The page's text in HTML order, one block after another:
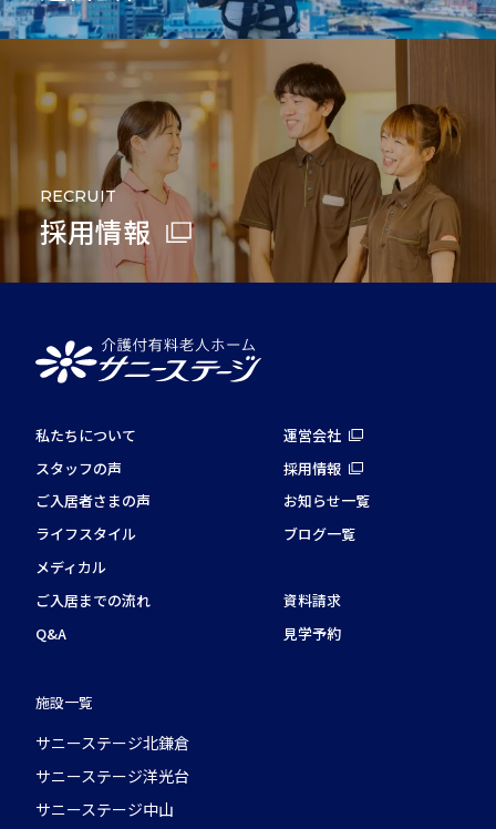
RECRUIT
採用情報
私たちについて
スタッフの声
ご入居者さまの声
ライフスタイル
メディカル
ご入居までの流れ
Q&A
施設一覧
サニーステージ北鎌倉
サニーステージ洋光台
サニーステージ中山
運営会社
採用情報
お知らせ一覧
ブログ一覧
資料請求
見学予約